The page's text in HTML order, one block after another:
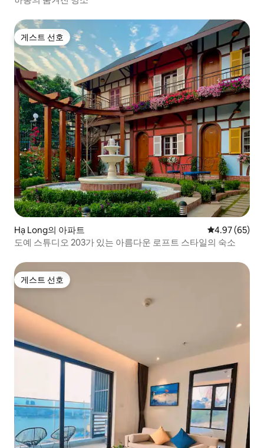
게스트 선호
게스트 선호
Hạ Long의 아파트 평점 4.97점(5
4.97 (65)
도예 스튜디오 203가 있는 아름다운 로프트 스타일의 숙소
게스트 선호
게스트 선호